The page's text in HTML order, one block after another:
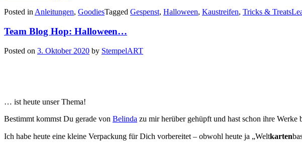
Saures
eine
schnelle
Kaustreifen
Verpackung
Posted in Anleitungen, GoodiesTagged Gespenst, Halloween, Kaustreifen, Tricks & Treats
Team Blog Hop: Halloween…
Posted on 3. Oktober 2020 by StempelART
… ist heute unser Thema!
Bestimmt kommst Du gerade von Belinda zu mir herüber gehüpft und hast schon ihre Werke
Ich habe heute eine kleine Verpackung für Dich vorbereitet – obwohl heute ja „Weltkarten